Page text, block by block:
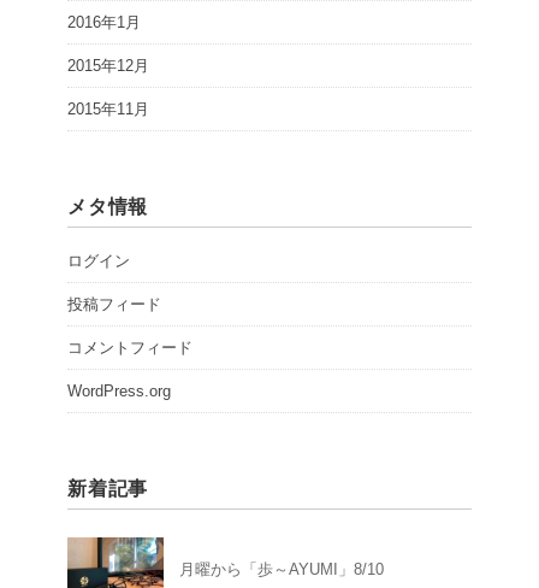
2016年1月
2015年12月
2015年11月
メタ情報
ログイン
投稿フィード
コメントフィード
WordPress.org
新着記事
月曜から「歩～AYUMI」8/10